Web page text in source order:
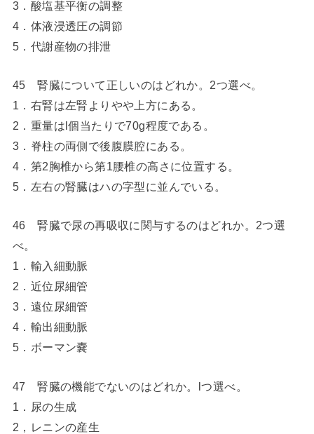
3．酸塩基平衡の調整
4．体液浸透圧の調節
5．代謝産物の排泄
45 腎臓について正しいのはどれか。2つ選べ。
1．右腎は左腎よりやや上方にある。
2．重量はl個当たりで70g程度である。
3．脊柱の両側で後腹膜腔にある。
4．第2胸椎から第1腰椎の高さに位置する。
5．左右の腎臓はハの字型に並んでいる。
46 腎臓で尿の再吸収に関与するのはどれか。2つ選
べ。
1．輸入細動脈
2．近位尿細管
3．遠位尿細管
4．輸出細動脈
5．ボーマン嚢
47 腎臓の機能でないのはどれか。lつ選べ。
1．尿の生成
2，レニンの産生